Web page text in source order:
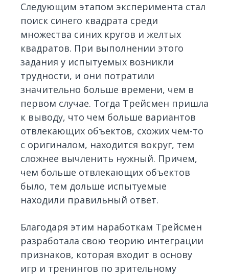
Следующим этапом эксперимента стал
поиск синего квадрата среди
множества синих кругов и желтых
квадратов. При выполнении этого
задания у испытуемых возникли
трудности, и они потратили
значительно больше времени, чем в
первом случае. Тогда Трейсмен пришла
к выводу, что чем больше вариантов
отвлекающих объектов, схожих чем-то
с оригиналом, находится вокруг, тем
сложнее вычленить нужный. Причем,
чем больше отвлекающих объектов
было, тем дольше испытуемые
находили правильный ответ.
Благодаря этим наработкам Трейсмен
разработала свою теорию интеграции
признаков, которая входит в основу
игр и тренингов по зрительному